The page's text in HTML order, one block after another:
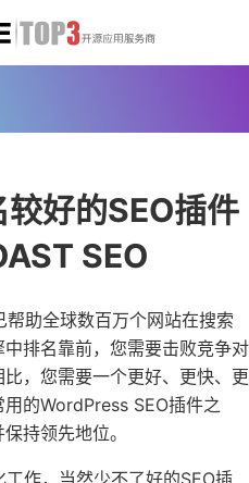
好的SEO插件
SEO
助全球数百万个网站在搜索
排名靠前，您需要击败竞争对
，您需要一个更好、更快、更
的WordPress SEO插件之
持领先地位。
作，当然少不了好的SEO插